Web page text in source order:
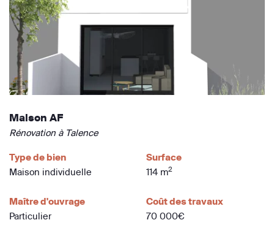
Maison AF
Rénovation à Talence
Type de bien
Maison individuelle
Surface
114 m2
Maître d'ouvrage
Particulier
Coût des travaux
70 000€